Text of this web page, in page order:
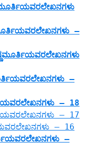
–
–
– 18
– 17
– 16
–